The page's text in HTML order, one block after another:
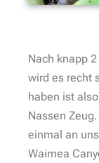
Nach knapp
wird es recht
haben ist
Nassen
einmal an
Waimea